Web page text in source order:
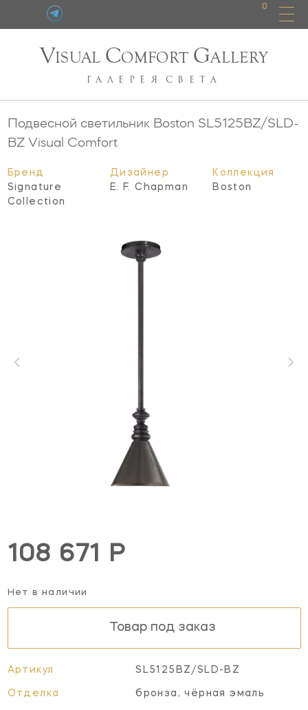
0
VISUAL COMFORT GALLERY
ГАЛЕРЕЯ СВЕТА
Подвесной светильник Boston SL5125BZ/SLD-
BZVisual Comfort
Бренд
Signature
Collection
Дизайнер
E. F. Chapman
Коллекция
Boston
108 671 Р
Нет в наличии
Товар под заказ
Артикул SL5125BZ/SLD-BZ
Отделка бронза, чёрная эмаль